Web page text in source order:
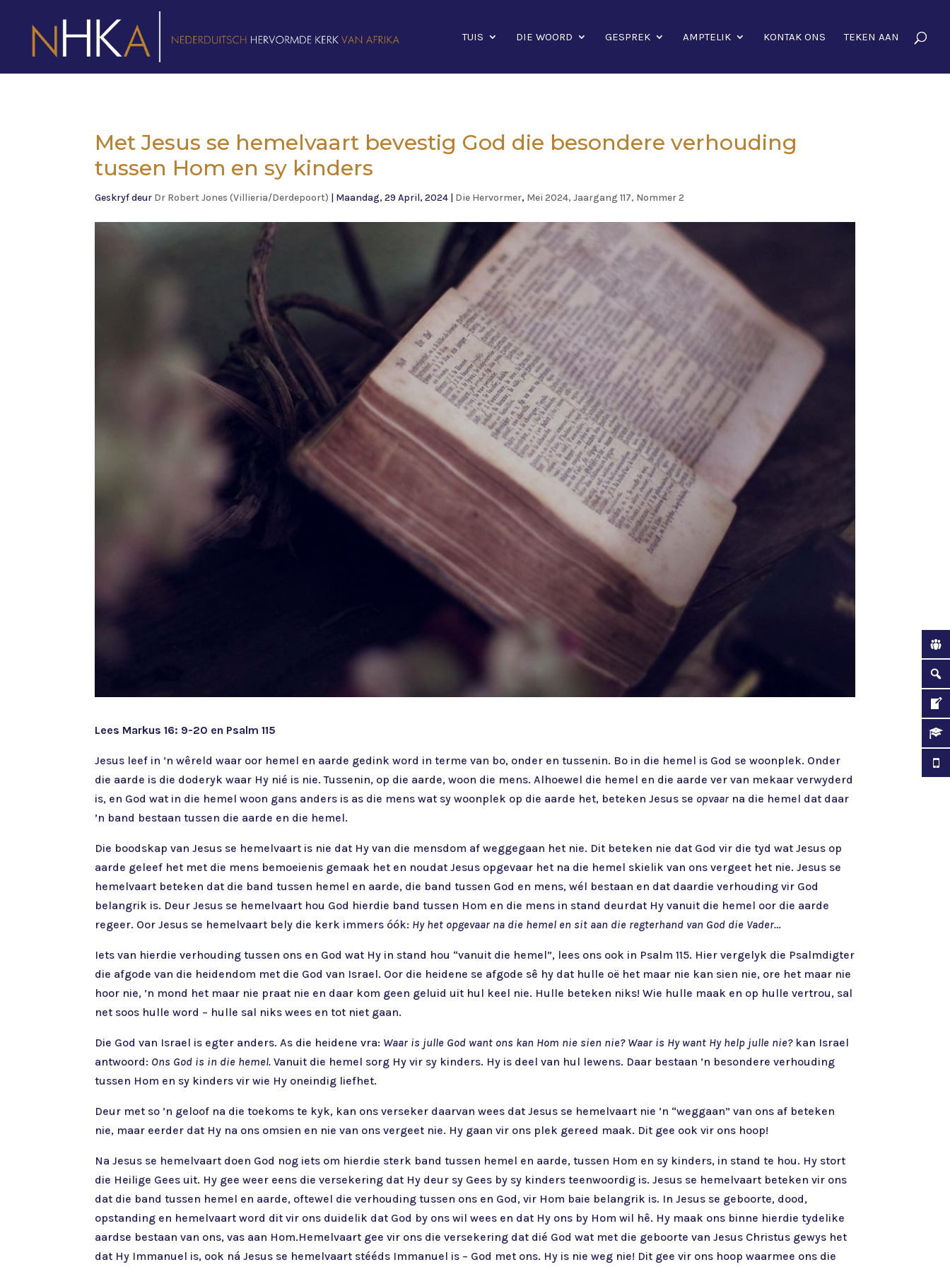
TUIS DIE WOORD GESPREK AMPTELIK KONTAK ONS TEKEN AAN
Met Jesus se hemelvaart bevestig God die besondere verhouding
tussen Hom en sy kinders
Geskryf deur Dr Robert Jones (Villieria/Derdepoort) | Maandag, 29 April, 2024 | Die Hervormer, Mei 2024, Jaargang 117, Nommer 2
Lees Markus 16: 9-20 en Psalm 115
Jesus leef in ’n wêreld waar oor hemel en aarde gedink word in terme van bo, onder en tussenin. Bo in die hemel is God se woonplek. Onder
die aarde is die doderyk waar Hy nié is nie. Tussenin, op die aarde, woon die mens. Alhoewel die hemel en die aarde ver van mekaar verwyderd
is, en God wat in die hemel woon gans anders is as die mens wat sy woonplek op die aarde het, beteken Jesus se opvaar na die hemel dat daar
’n band bestaan tussen die aarde en die hemel.
Die boodskap van Jesus se hemelvaart is nie dat Hy van die mensdom af weggegaan het nie. Dit beteken nie dat God vir die tyd wat Jesus op
aarde geleef het met die mens bemoeienis gemaak het en noudat Jesus opgevaar het na die hemel skielik van ons vergeet het nie. Jesus se
hemelvaart beteken dat die band tussen hemel en aarde, die band tussen God en mens, wél bestaan en dat daardie verhouding vir God
belangrik is. Deur Jesus se hemelvaart hou God hierdie band tussen Hom en die mens in stand deurdat Hy vanuit die hemel oor die aarde
regeer. Oor Jesus se hemelvaart bely die kerk immers óók: Hy het opgevaar na die hemel en sit aan die regterhand van God die Vader…
Iets van hierdie verhouding tussen ons en God wat Hy in stand hou “vanuit die hemel”, lees ons ook in Psalm 115. Hier vergelyk die Psalmdigter
die afgode van die heidendom met die God van Israel. Oor die heidene se afgode sê hy dat hulle oë het maar nie kan sien nie, ore het maar nie
hoor nie, ’n mond het maar nie praat nie en daar kom geen geluid uit hul keel nie. Hulle beteken niks! Wie hulle maak en op hulle vertrou, sal
net soos hulle word – hulle sal niks wees en tot niet gaan.
Die God van Israel is egter anders. As die heidene vra: Waar is julle God want ons kan Hom nie sien nie? Waar is Hy want Hy help julle nie?kan Israel
antwoord: Ons God is in die hemel.Vanuit die hemel sorg Hy vir sy kinders. Hy is deel van hul lewens. Daar bestaan ’n besondere verhouding
tussen Hom en sy kinders vir wie Hy oneindig liefhet.
Deur met so ’n geloof na die toekoms te kyk, kan ons verseker daarvan wees dat Jesus se hemelvaart nie ’n “weggaan” van ons af beteken
nie, maar eerder dat Hy na ons omsien en nie van ons vergeet nie. Hy gaan vir ons plek gereed maak. Dit gee ook vir ons hoop!
Na Jesus se hemelvaart doen God nog iets om hierdie sterk band tussen hemel en aarde, tussen Hom en sy kinders, in stand te hou. Hy stort
die Heilige Gees uit. Hy gee weer eens die versekering dat Hy deur sy Gees by sy kinders teenwoordig is. Jesus se hemelvaart beteken vir ons
dat die band tussen hemel en aarde, oftewel die verhouding tussen ons en God, vir Hom baie belangrik is. In Jesus se geboorte, dood,
opstanding en hemelvaart word dit vir ons duidelik dat God by ons wil wees en dat Hy ons by Hom wil hê. Hy maak ons binne hierdie tydelike
aardse bestaan van ons, vas aan Hom.Hemelvaart gee vir ons die versekering dat dié God wat met die geboorte van Jesus Christus gewys het
dat Hy Immanuel is, ook ná Jesus se hemelvaart stééds Immanuel is – God met ons. Hy is nie weg nie! Dit gee vir ons hoop waarmee ons die